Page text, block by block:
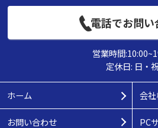
電話でお問い
営業時間
定休日: 日・
ホーム 会
お問い合わせ PC